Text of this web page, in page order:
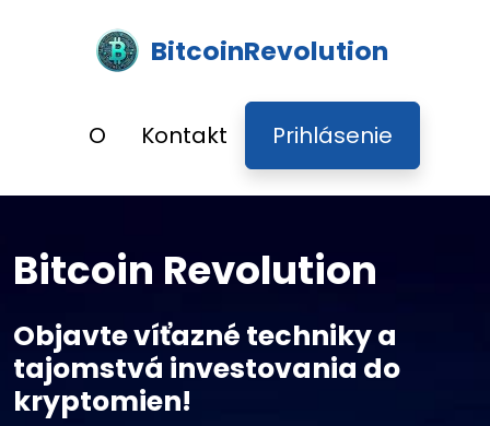
BitcoinRevolution
O Kontakt Prihlásenie
Bitcoin Revolution
Objavte víťazné techniky a
tajomstvá investovania do
kryptomien!